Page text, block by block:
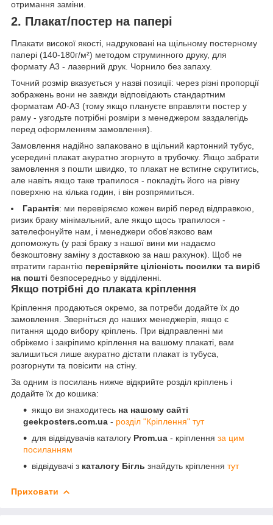
отримання заміни.
2. Плакат/постер на папері
Плакати високої якості, надруковані на щільному постерному
папері (140-180г/м²) методом струминного друку, для
формату А3 - лазерний друк. Чорнило без запаху.
Точний розмір вказується у назві позиції: через різні пропорції
зображень вони не завжди відповідають стандартним
форматам А0-А3 (тому якщо плануєте вправляти постер у
раму - узгодьте потрібні розміри з менеджером заздалегідь
перед оформленням замовлення).
Замовлення надійно запаковано в щільний картонний тубус,
усередині плакат акуратно згорнуто в трубочку. Якщо забрати
замовлення з пошти швидко, то плакат не встигне скрутитись,
але навіть якщо таке трапилося - покладіть його на рівну
поверхню на кілька годин, і він розпрямиться.
Гарантія: ми перевіряємо кожен виріб перед відправкою,
ризик браку мінімальний, але якщо щось трапилося -
зателефонуйте нам, і менеджери обов'язково вам
допоможуть (у разі браку з нашої вини ми надаємо
безкоштовну заміну з доставкою за наш рахунок). Щоб не
втратити гарантію перевіряйте цілісність посилки та виріб
на пошті безпосередньо у відділенні.
Якщо потрібні до плаката кріплення
Кріплення продаються окремо, за потреби додайте їх до
замовлення. Зверніться до наших менеджерів, якщо є
питання щодо вибору кріплень. При відправленні ми
обріжемо і закріпимо кріплення на вашому плакаті, вам
залишиться лише акуратно дістати плакат із тубуса,
розгорнути та повісити на стіну.
За одним із посилань нижче відкрийте розділ кріплень і
додайте їх до кошика:
якщо ви знаходитесь на нашому сайті
geekposters.com.ua - розділ "Кріплення" тут
для відвідувачів каталогу Prom.ua - кріплення за цим
посиланням
відвідувачі з каталогу Бігль знайдуть кріплення тут
Приховати